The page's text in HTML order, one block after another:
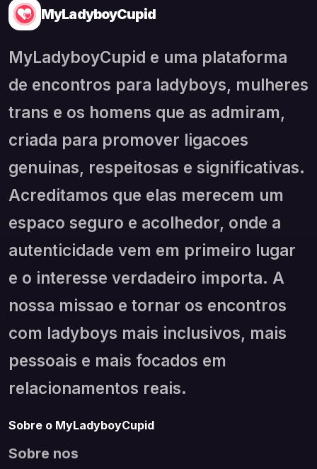
MyLadyboyCupid
MyLadyboyCupid e uma plataforma
de encontros para ladyboys, mulheres
trans e os homens que as admiram,
criada para promover ligacoes
genuinas, respeitosas e significativas.
Acreditamos que elas merecem um
espaco seguro e acolhedor, onde a
autenticidade vem em primeiro lugar
e o interesse verdadeiro importa. A
nossa missao e tornar os encontros
com ladyboys mais inclusivos, mais
pessoais e mais focados em
relacionamentos reais.
Sobre o MyLadyboyCupid
Sobre nos